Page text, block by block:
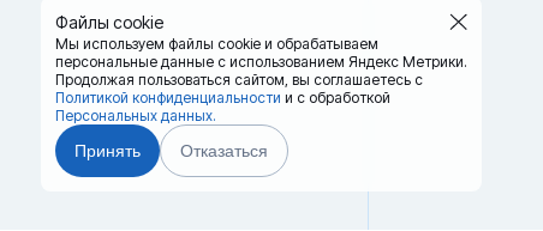
Файлы cookie
Мы используем файлы cookie и обрабатываем
персональные данные с использованием Яндекс Метрики.
Продолжая пользоваться сайтом, вы соглашаетесь с
Политикой конфиденциальности и с обработкой
Персональных данных.
Принять Отказаться